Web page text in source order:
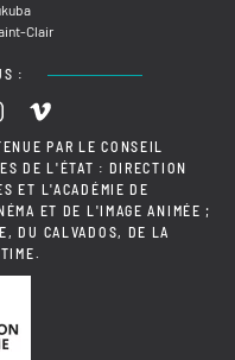
Clair
:
PAR LE CONSEIL
DE L'ÉTAT : DIRECTION
ET L'ACADÉMIE DE
ET DE L'IMAGE ANIMÉE ;
DU CALVADOS, DE LA